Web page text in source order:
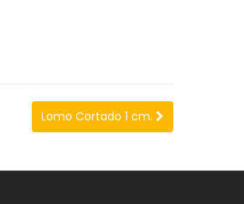
Lomo Cortado 1 cm.